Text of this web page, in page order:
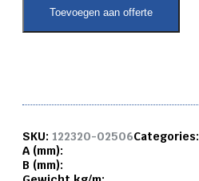
6
Toevoegen aan offerte
SKU: 122320-02506Categories:
A (mm):
B (mm):